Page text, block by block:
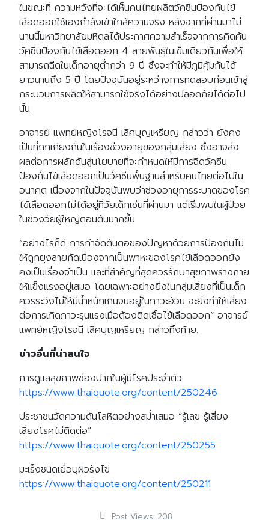
ในขณะที่ ความหวังที่จะได้เห็นคนไทยผลิตวัคซีนป้องกันไข้
เลือดออกใช้เองกำลังเข้าใกล้ความจริง หลังจากที่ผ่านมาไม่
นานนี้มหาวิทยาลัยมหิดลได้ประกาศความสำเร็จจากการคิดค้น
วัคซีนป้องกันไข้เลือดออก 4 สายพันธุ์ในเข็มเดียวกันเพื่อให้
สามารถฉีดในเด็กอายุต่ำกว่า 9 ปี ซึ่งจะทำให้มีภูมิคุ้มกันได้
ยาวนานถึง 5 ปี โดยปัจจุบันอยู่ระหว่างการทดสอบก่อนเข้าสู่
กระบวนการผลิตให้สามารถใช้จริงได้อย่างปลอดภัยได้ต่อไป
นั้น
อาจารย์ แพทย์หญิงโรจนี เลิศบุญเหรียญ กล่าวว่า ยังคง
เป็นที่ถกเถียงกันในเรื่องช่วงอายุของกลุ่มเสี่ยง ซึ่งอาจส่ง
ผลต่อการผลักดันสู่นโยบายที่จะกำหนดให้มีการฉีดวัคซีน
ป้องกันไข้เลือดออกเป็นวัคซีนพื้นฐานสำหรับคนไทยต่อไปใน
อนาคต เนื่องจากในปัจจุบันพบว่าช่วงอายุการระบาดของโรค
ไข้เลือดออกไม่ได้อยู่ที่วัยเด็กเช่นที่ผ่านมา แต่เริ่มพบในผู้ป่วย
ในช่วงวัยผู้ใหญ่ตอนต้นมากขึ้น
“อย่างไรก็ดี การกำจัดต้นตอของปัญหาด้วยการป้องกันไม่
ให้ถูกยุงลายกัดเนื่องจากเป็นพาหะของโรคไข้เลือดออกยัง
คงเป็นเรื่องจำเป็น และที่สำคัญที่สุดควรรักษาสุขภาพร่างกาย
ให้แข็งแรงอยู่เสมอ โดยเฉพาะอย่างยิ่งในกลุ่มเสี่ยงที่เป็นเด็ก
ควรระวังไม่ให้มีน้ำหนักเกินจนอยู่ในภาวะอ้วน จะยิ่งทำให้เสี่ยง
ต่อการเกิดภาวะรุนแรงเมื่อต้องติดเชื้อไข้เลือดออก” อาจารย์
แพทย์หญิงโรจนี เลิศบุญเหรียญ กล่าวทิ้งท้าย.
ข่าวอื่นที่น่าสนใจ
การดูแลสุขภาพช่องปากในผู้มีโรคประจำตัว
https://www.thaiquote.org/content/250246
ประชาชนวัดความดันโลหิตอย่างสม่ำเสมอ “รู้เลข รู้เสี่ยง
เลี่ยงโรคไม่ติดต่อ”
https://www.thaiquote.org/content/250255
มะเร็งชนิดเยื่อบุผิวรังไข่
https://www.thaiquote.org/content/250211
Post Views: 208